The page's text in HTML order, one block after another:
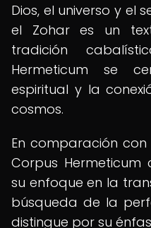
Dios, el universo y el
el Zohar es un
tradición
Hermeticum se
espiritual y la
cosmos.
En comparación
Corpus Hermeticum
su enfoque en la
búsqueda de la
distingue por su